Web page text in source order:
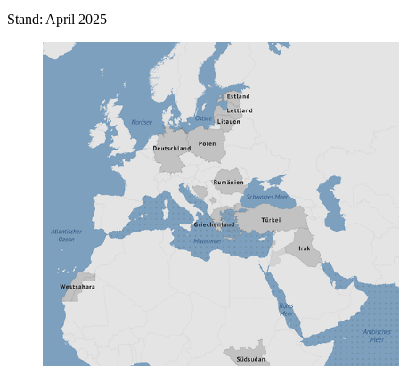
Stand: April 2025